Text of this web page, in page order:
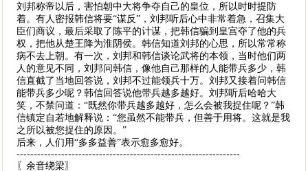
刘邦称帝以后，害怕朝中大将争夺自己的皇位，所以时时提防
着。有人密报韩信将要“谋反”，刘邦听后心中非常着急，召集大
臣们商议，最后采取了陈平的计谋，把韩信骗到皇宫夺了他的兵
权，把他从楚王降为淮阴侯。韩信知道刘邦的心思，所以常常称
病不去上朝。有一次，刘邦和韩信谈论武将的本领，当时他们两
人的意见不同，刘邦问韩信，像他自己那样的人能带兵多少，韩
信直截了当地回答说，刘邦不过能领兵十万。刘邦又接着问韩信
能带兵多少呢？韩信回答说他带兵越多越好。刘邦听后哈哈大
笑，不禁问道：“既然你带兵越多越好，怎么会被我捉住呢？”韩
信镇定自若地解释说：“您虽然不能带兵，但善于用将。这就是我
之所以被您捉住的原因。”
后来，人们用“多多益善”表示愈多愈好。
-----------------------------------------------------------------
〖余音绕梁〗